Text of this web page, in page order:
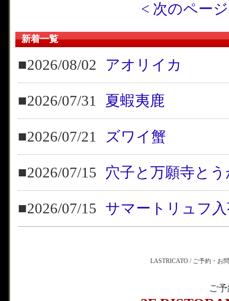
< 次のペー
新着一覧
■2026/08/02 アオリイカ
■2026/07/31 夏蝦夷鹿
■2026/07/21 ズワイ蟹
■2026/07/15 穴子と万願寺と
■2026/07/15 サマートリュフ
LASTRICATO / ご予約・お
ご